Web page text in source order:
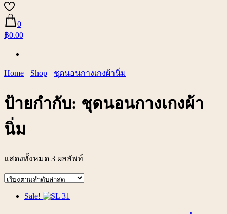
0
฿0.00
Home Shop ชุดนอนกางเกงผ้านิ่ม
ป้ายกำกับ: ชุดนอนกางเกงผ้า
นิ่ม
แสดงทั้งหมด 3 ผลลัพท์
Sale!